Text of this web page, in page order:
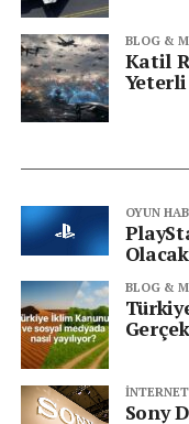
BLOG &
Katil
OYUN
BLOG &
Sony